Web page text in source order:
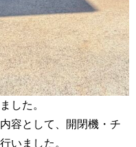
した。
容として、開閉機・チ
いました。